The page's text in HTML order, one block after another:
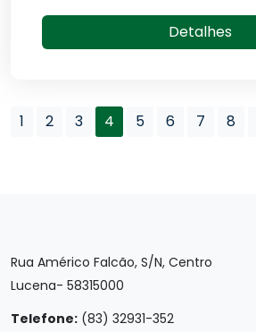
Detalhes
1 2 3 4 5 6 7 8
Rua Américo Falcão, S/N, Centro
Lucena- 58315000
Telefone: (83) 32931-352